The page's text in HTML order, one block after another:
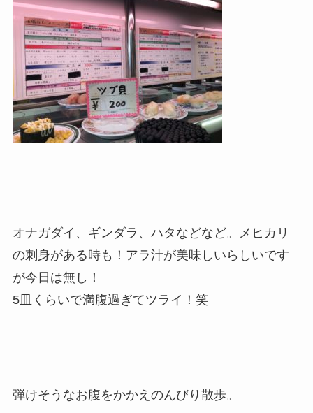
オナガダイ、ギンダラ、ハタなどなど。メヒカリ
の刺身がある時も！アラ汁が美味しいらしいです
が今日は無し！
5皿くらいで満腹過ぎてツライ！笑
弾けそうなお腹をかかえのんびり散歩。